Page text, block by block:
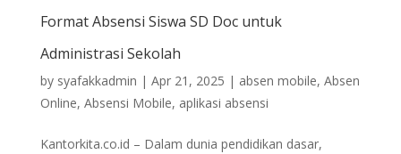
Format Absensi Siswa SD Doc untuk
Administrasi Sekolah
by syafakkadmin | Apr 21, 2025 | absen mobile, Absen
Online, Absensi Mobile, aplikasi absensi
Kantorkita.co.id – Dalam dunia pendidikan dasar,